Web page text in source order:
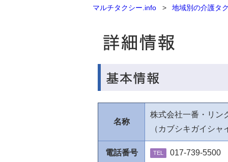
マルチタクシー.info 地域別の介護タ
名称
株式会社一番・リン
（カブシキガイシ
電話番号 TEL 017-739-5500